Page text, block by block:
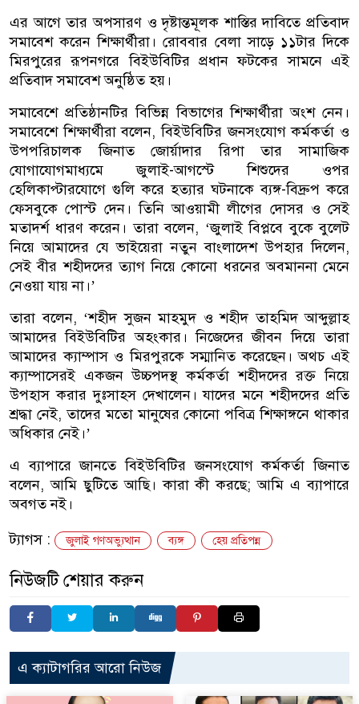
এর আগে তার অপসারণ ও দৃষ্টান্তমূলক শাস্তির দাবিতে প্রতিবাদ
সমাবেশ করেন শিক্ষার্থীরা। রোববার বেলা সাড়ে ১১টার দিকে
মিরপুরের রূপনগরে বিইউবিটির প্রধান ফটকের সামনে এই
প্রতিবাদ সমাবেশ অনুষ্ঠিত হয়।
সমাবেশে প্রতিষ্ঠানটির বিভিন্ন বিভাগের শিক্ষার্থীরা অংশ নেন।
সমাবেশে শিক্ষার্থীরা বলেন, বিইউবিটির জনসংযোগ কর্মকর্তা ও
উপপরিচালক জিনাত জোর্য়াদার রিপা তার সামাজিক
যোগাযোগমাধ্যমে জুলাই-আগস্টে শিশুদের ওপর
হেলিকাপ্টারযোগে গুলি করে হত্যার ঘটনাকে ব্যঙ্গ-বিদ্রুপ করে
ফেসবুকে পোস্ট দেন। তিনি আওয়ামী লীগের দোসর ও সেই
মতাদর্শ ধারণ করেন। তারা বলেন, ‘জুলাই বিপ্লবে বুকে বুলেট
নিয়ে আমাদের যে ভাইয়েরা নতুন বাংলাদেশ উপহার দিলেন,
সেই বীর শহীদদের ত্যাগ নিয়ে কোনো ধরনের অবমাননা মেনে
নেওয়া যায় না।’
তারা বলেন, ‘শহীদ সুজন মাহমুদ ও শহীদ তাহমিদ আব্দুল্লাহ
আমাদের বিইউবিটির অহংকার। নিজেদের জীবন দিয়ে তারা
আমাদের ক্যাম্পাস ও মিরপুরকে সম্মানিত করেছেন। অথচ এই
ক্যাম্পাসেরই একজন উচ্চপদস্থ কর্মকর্তা শহীদদের রক্ত নিয়ে
উপহাস করার দুঃসাহস দেখালেন। যাদের মনে শহীদদের প্রতি
শ্রদ্ধা নেই, তাদের মতো মানুষের কোনো পবিত্র শিক্ষাঙ্গনে থাকার
অধিকার নেই।’
এ ব্যাপারে জানতে বিইউবিটির জনসংযোগ কর্মকর্তা জিনাত
বলেন, আমি ছুটিতে আছি। কারা কী করছে; আমি এ ব্যাপারে
অবগত নই।
ট্যাগস :
জুলাই গণঅভ্যুত্থান ব্যঙ্গ হেয় প্রতিপন্ন
নিউজটি শেয়ার করুন
এ ক্যাটাগরির আরো নিউজ